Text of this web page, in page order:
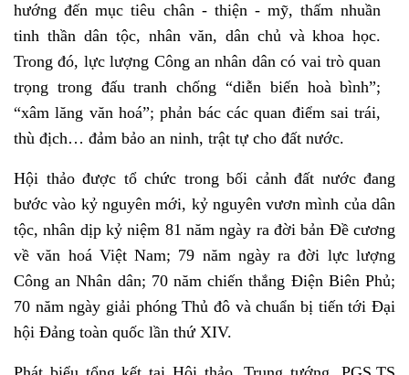
hướng đến mục tiêu chân - thiện - mỹ, thấm nhuần
tinh thần dân tộc, nhân văn, dân chủ và khoa học.
Trong đó, lực lượng Công an nhân dân có vai trò quan
trọng trong đấu tranh chống “diễn biến hoà bình”;
“xâm lăng văn hoá”; phản bác các quan điểm sai trái,
thù địch… đảm bảo an ninh, trật tự cho đất nước.
Hội thảo được tổ chức trong bối cảnh đất nước đang
bước vào kỷ nguyên mới, kỷ nguyên vươn mình của dân
tộc, nhân dịp kỷ niệm 81 năm ngày ra đời bản Đề cương
về văn hoá Việt Nam; 79 năm ngày ra đời lực lượng
Công an Nhân dân; 70 năm chiến thắng Điện Biên Phủ;
70 năm ngày giải phóng Thủ đô và chuẩn bị tiến tới Đại
hội Đảng toàn quốc lần thứ XIV.